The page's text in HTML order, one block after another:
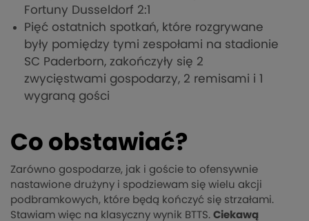
Fortuny Dusseldorf 2:1
Pięć ostatnich spotkań, które rozgrywane
były pomiędzy tymi zespołami na stadionie
SC Paderborn, zakończyły się 2
zwycięstwami gospodarzy, 2 remisami i 1
wygraną gości
Co obstawiać?
Zarówno gospodarze, jak i goście to ofensywnie
nastawione drużyny i spodziewam się wielu akcji
podbramkowych, które będą kończyć się strzałami.
Stawiam więc na klasyczny wynik BTTS. Ciekawą